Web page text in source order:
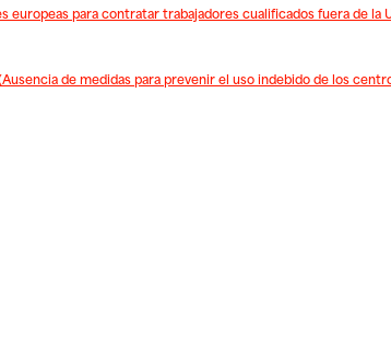
europeas para contratar trabajadores cualificados fuera de la
de medidas para prevenir el uso indebido de los